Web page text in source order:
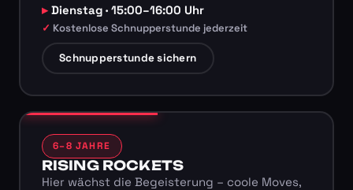
Dienstag · 15:00–16:00 Uhr
Kostenlose Schnupperstunde jederzeit
Schnupperstunde sichern
6–8 JAHRE
RISING ROCKETS
Hier wächst die Begeisterung – coole Moves,